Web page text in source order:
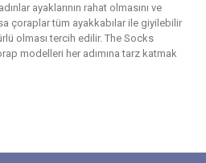
ayaklarının rahat olmasını ve
çoraplar tüm ayakkabılar ile giyilebilir
olması tercih edilir. The Socks
modelleri her adımına tarz katmak